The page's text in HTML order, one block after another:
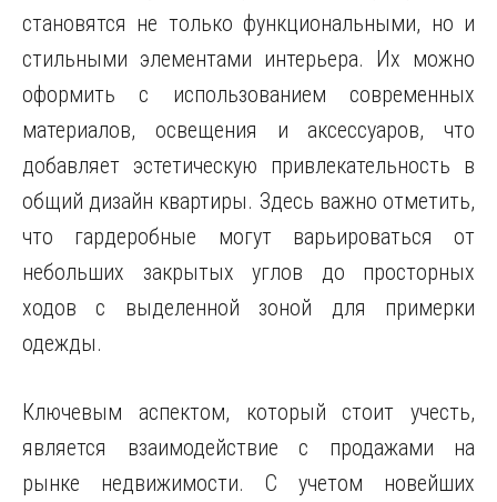
становятся не только функциональными, но и
стильными элементами интерьера. Их можно
оформить с использованием современных
материалов, освещения и аксессуаров, что
добавляет эстетическую привлекательность в
общий дизайн квартиры. Здесь важно отметить,
что гардеробные могут варьироваться от
небольших закрытых углов до просторных
ходов с выделенной зоной для примерки
одежды.
Ключевым аспектом, который стоит учесть,
является взаимодействие с продажами на
рынке недвижимости. С учетом новейших